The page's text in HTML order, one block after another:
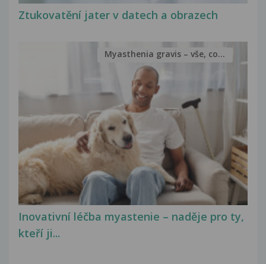
Ztukovatění jater v datech a obrazech
Inovativní léčba myastenie – naděje pro ty,
kteří ji...
Myasthenia gravis – vše, co...